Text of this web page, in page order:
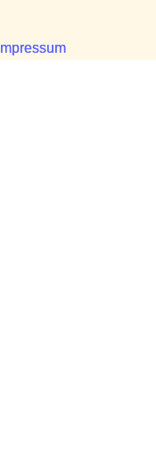
Impressum
Impressum